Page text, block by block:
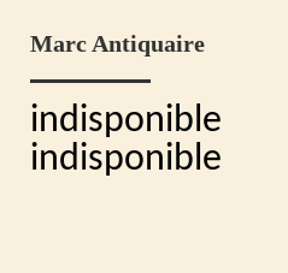
Marc Antiquaire
indisponible
indisponible